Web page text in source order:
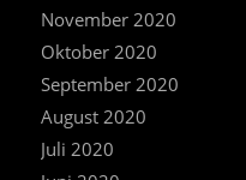
November 2020
Oktober 2020
September 2020
August 2020
Juli 2020